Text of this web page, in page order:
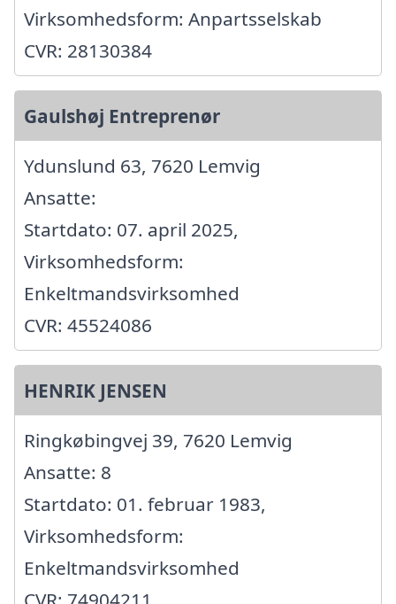
Virksomhedsform: Anpartsselskab
CVR: 28130384
Gaulshøj Entreprenør
Ydunslund 63, 7620 Lemvig
Ansatte:
Startdato: 07. april 2025,
Virksomhedsform:
Enkeltmandsvirksomhed
CVR: 45524086
HENRIK JENSEN
Ringkøbingvej 39, 7620 Lemvig
Ansatte: 8
Startdato: 01. februar 1983,
Virksomhedsform:
Enkeltmandsvirksomhed